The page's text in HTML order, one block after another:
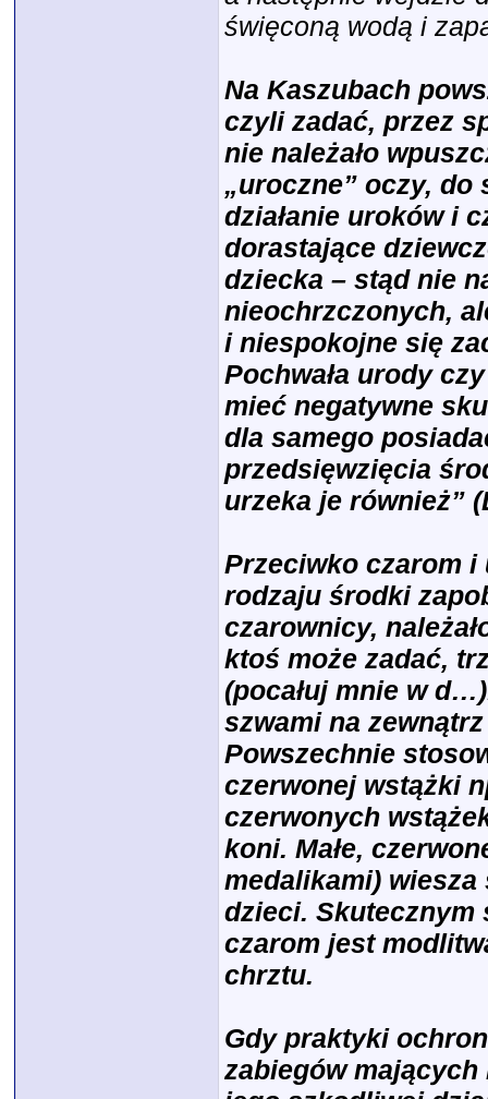
święconą wodą i
Na Kaszubach
czyli zadać, przez
nie należało
„uroczne” oczy, do
działanie uroków i
dorastające
dziecka – stąd nie
nieochrzczonych,
i niespokojne się
Pochwała urody
mieć negatywne
dla samego
przedsięwzięcia
urzeka je również”
Przeciwko czarom
rodzaju środki
czarownicy,
ktoś może zadać,
(pocałuj mnie w
szwami na
Powszechnie
czerwonej wstążki
czerwonych
koni. Małe,
medalikami) wiesza
dzieci. Skutecznym
czarom jest
chrztu.
Gdy praktyki
zabiegów